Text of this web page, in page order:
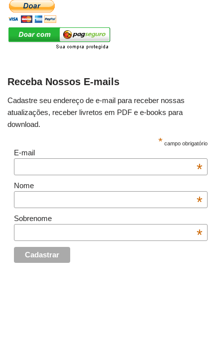
Receba Nossos E-mails
Cadastre seu endereço de e-mail para receber nossas
atualizações, receber livretos em PDF e e-books para
download.
* campo obrigatório
E-mail
*
Nome
*
Sobrenome
*